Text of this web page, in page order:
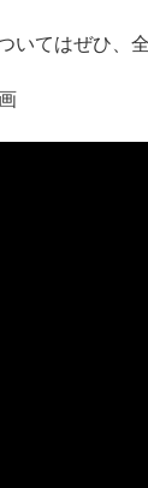
いてはぜひ、